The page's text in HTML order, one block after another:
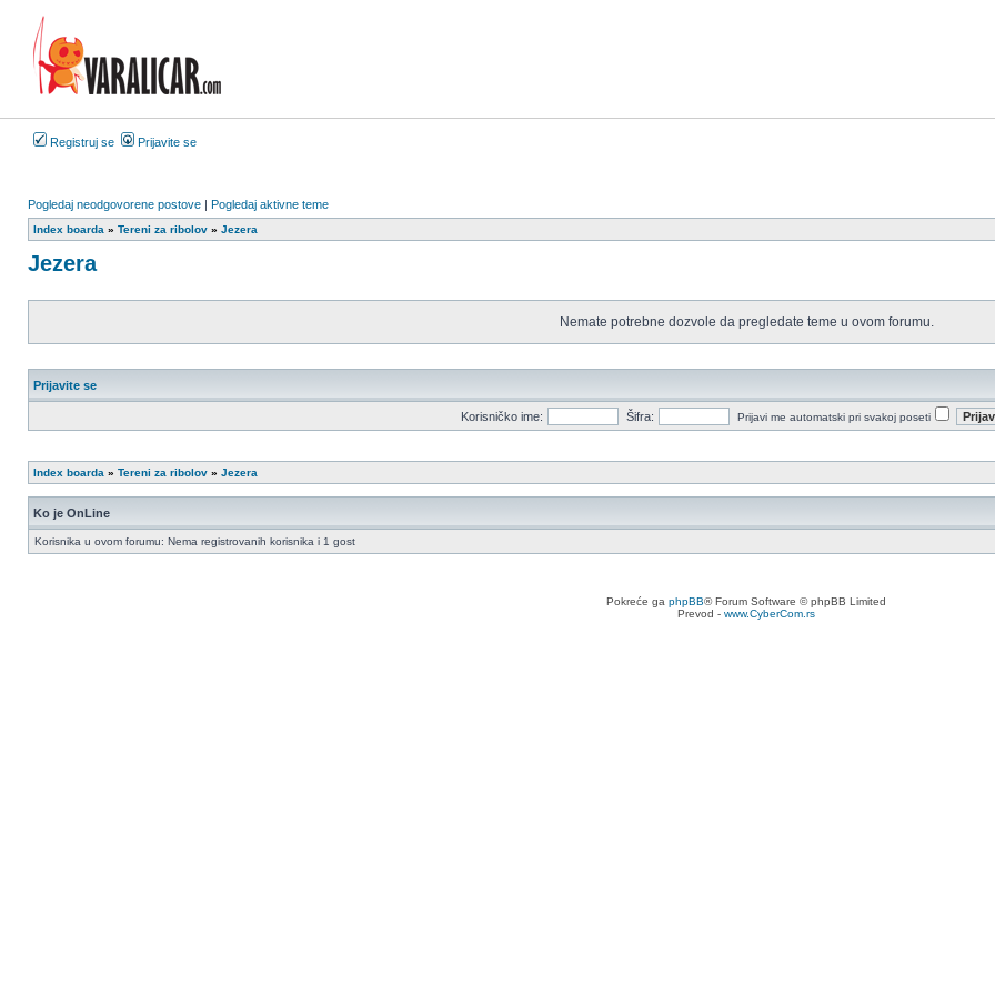
Registruj se Prijavite se
Pogledaj neodgovorene postove | Pogledaj aktivne teme
Index boarda » Tereni za ribolov » Jezera
Jezera
Nemate potrebne dozvole da pregledate teme u ovom forumu.
Prijavite se
Korisničko ime: Šifra: Prijavi me automatski pri svakoj poseti
Index boarda » Tereni za ribolov » Jezera
Ko je OnLine
Korisnika u ovom forumu: Nema registrovanih korisnika i 1 gost
Pokreće ga phpBB® Forum Software © phpBB Limited
Prevod - www.CyberCom.rs